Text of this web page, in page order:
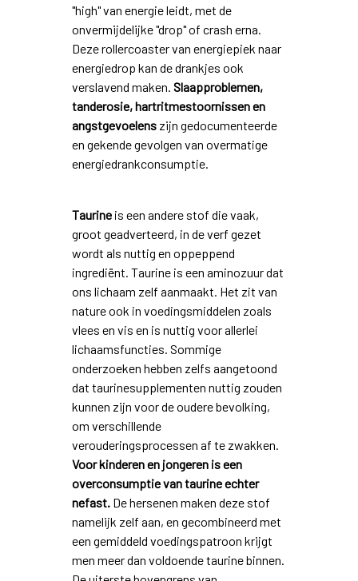
"high" van energie leidt, met de
onvermijdelijke "drop" of crash erna.
Deze rollercoaster van energiepiek naar
energiedrop kan de drankjes ook
verslavend maken. Slaapproblemen,
tanderosie, hartritmestoornissen en
angstgevoelenszijn gedocumenteerde
en gekende gevolgen van overmatige
energiedrankconsumptie.
Taurineis een andere stof die vaak,
groot geadverteerd, in de verf gezet
wordt als nuttig en oppeppend
ingrediënt. Taurine is een aminozuur dat
ons lichaam zelf aanmaakt. Het zit van
nature ook in voedingsmiddelen zoals
vlees en vis en is nuttig voor allerlei
lichaamsfuncties. Sommige
onderzoeken hebben zelfs aangetoond
dat taurinesupplementen nuttig zouden
kunnen zijn voor de oudere bevolking,
om verschillende
verouderingsprocessen af te zwakken.
Voor kinderen en jongeren is een
overconsumptie van taurine echter
nefast.De hersenen maken deze stof
namelijk zelf aan, en gecombineerd met
een gemiddeld voedingspatroon krijgt
men meer dan voldoende taurine binnen.